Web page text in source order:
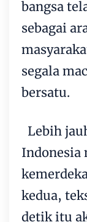
bangsa
sebagai
segala
bersatu.
Lebih
Indonesia
kedua,
detik itu